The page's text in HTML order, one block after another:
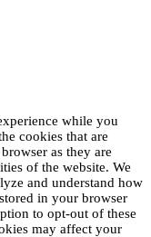
while you
cookies that are
as they are
of the website. We
and understand how
in your browser
to opt-out of these
may affect your